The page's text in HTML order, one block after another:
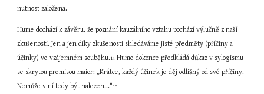
nutnost založena.
Hume dochází k závěru, že poznání kauzálního vztahu pochází výlučně z naší
zkušenosti. Jen a jen díky zkušenosti shledáváme jisté předměty (příčiny a
účinky) ve vzájemném souběhu.14 Hume dokonce předkládá důkaz v sylogismu
se skrytou premisou maior: „Krátce, každý účinek je děj odlišný od své příčiny.
Nemůže v ní tedy být nalezen..."15